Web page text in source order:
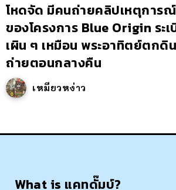
โหดจัด มีคนถ่ายคลิปเหตุการ
ของโครงการ Blue Origin ระ
เผิน ๆ เหมือน พระอาทิตย์ตกดิ
ถ่ายตอนกลางคืน
เหมียวหง่าว
What is แคทดั๊มบ์?